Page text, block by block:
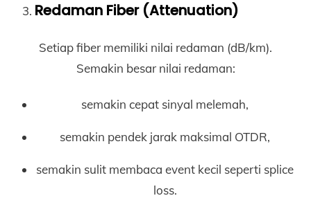
Redaman Fiber (Attenuation)
Setiap fiber memiliki nilai redaman (dB/km).
Semakin besar nilai redaman:
semakin cepat sinyal melemah,
semakin pendek jarak maksimal OTDR,
semakin sulit membaca event kecil seperti splice
loss.